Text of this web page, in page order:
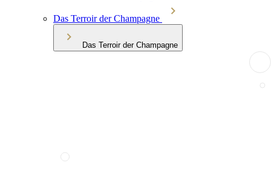
Das Terroir der Champagne
Das Terroir der Champagne